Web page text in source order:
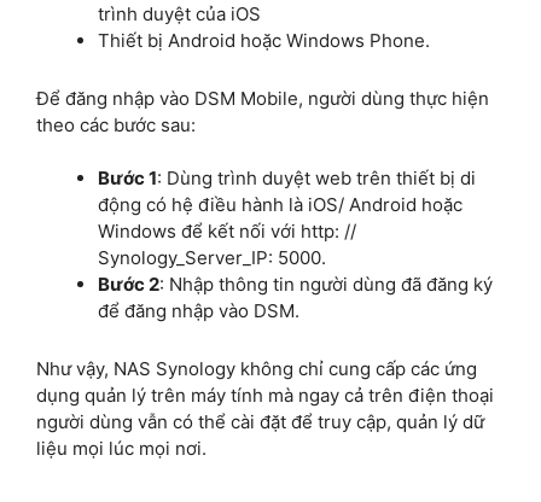
trình duyệt của iOS
Thiết bị Android hoặc Windows Phone.
Để đăng nhập vào DSM Mobile, người dùng thực hiện
theo các bước sau:
Bước 1: Dùng trình duyệt web trên thiết bị di
động có hệ điều hành là iOS/ Android hoặc
Windows để kết nối với http: //
Synology_Server_IP: 5000.
Bước 2: Nhập thông tin người dùng đã đăng ký
để đăng nhập vào DSM.
Như vậy, NAS Synology không chỉ cung cấp các ứng
dụng quản lý trên máy tính mà ngay cả trên điện thoại
người dùng vẫn có thể cài đặt để truy cập, quản lý dữ
liệu mọi lúc mọi nơi.